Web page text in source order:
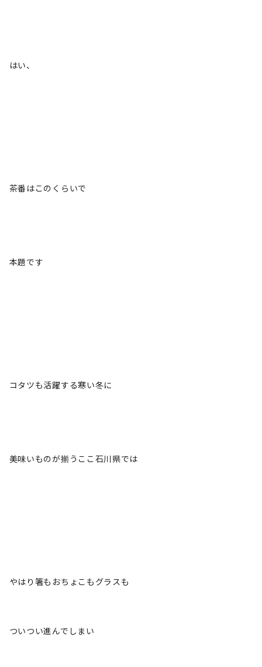
はい、
茶番はこのくらいで
本題です
コタツも活躍する寒い冬に
美味いものが揃うここ石川県では
やはり箸もおちょこもグラスも
ついつい進んでしまい